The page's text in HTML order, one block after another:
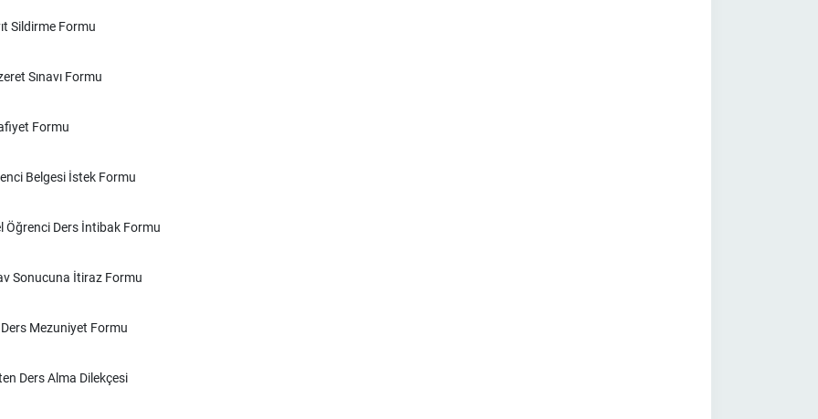
Sildirme Formu
Sınavı Formu
Formu
Belgesi İstek Formu
Öğrenci Ders İntibak Formu
Sonucuna İtiraz Formu
Mezuniyet Formu
Ders Alma Dilekçesi